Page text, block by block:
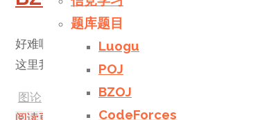
题库题目
Luogu
POJ
BZOJ
CodeForces
好难啊！！！
这里我的算法是学习了洛谷的一个题解
图论 平衡树/ 线段树